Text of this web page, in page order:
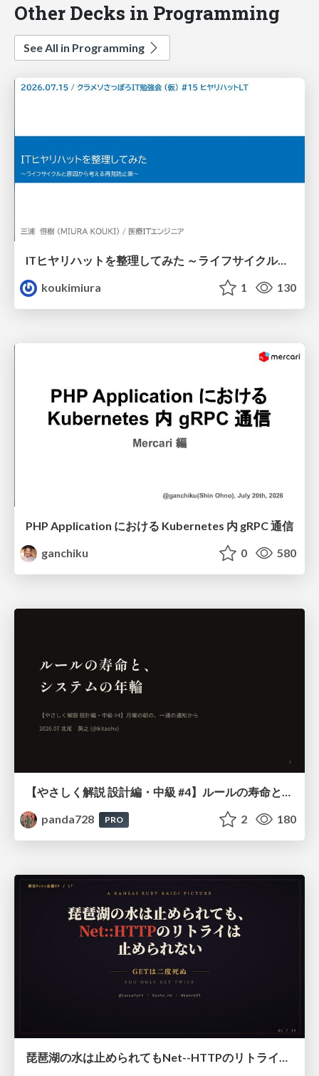
Other Decks in Programming
See All in Programming
ITヒヤリハットを整理してみた ～ライフサイクルと原因から考える再発防止策～
koukimiura
1 130
PHP Application における Kubernetes 内 gRPC 通信
ganchiku
0 580
panda728
PRO 2 180
琵琶湖の水は止められてもNet--HTTPのリトライは止められない / You might be able to stop the water flow of Lake Biwa but you can't stop Net::HTTP retries